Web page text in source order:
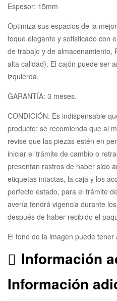
Espesor: 15mm
Optimiza sus espacios de la
toque elegante y sofisticado con
de trabajo y de almacenamiento,
alta calidad). El cajón puede ser
izquierda.
GARANTÍA: 3 meses.
CONDICIÓN: Es indispensable
producto; se recomienda que al
revise que las piezas estén en
iniciar el trámite de cambio o
presentan rastros de haber sido
etiquetas intactas, la caja y los
perfecto estado, para el trámite
avería tendrá vigencia durante
después de haber recibido el
El tono de la imagen puede
Información
Información